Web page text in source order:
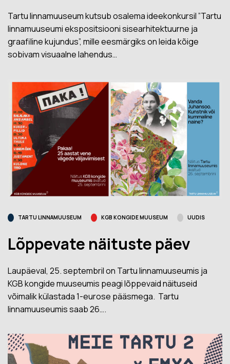
Tartu linnamuuseum kutsub osalema ideekonkursil ”Tartu
linnamuuseumi ekspositsiooni sisearhitektuurne ja
graafiline kujundus”, mille eesmärgiks on leida kõige
sobivam visuaalne lahendus…
TARTU LINNAMUUSEUM KGB KONGIDE MUUSEUM UUDIS
Lõppevate näituste päev
Laupäeval, 25. septembril on Tartu linnamuuseumis ja
KGB kongide muuseumis peagi lõppevaid näituseid
võimalik külastada 1-eurose pääsmega. Tartu
linnamuuseumis saab 26….